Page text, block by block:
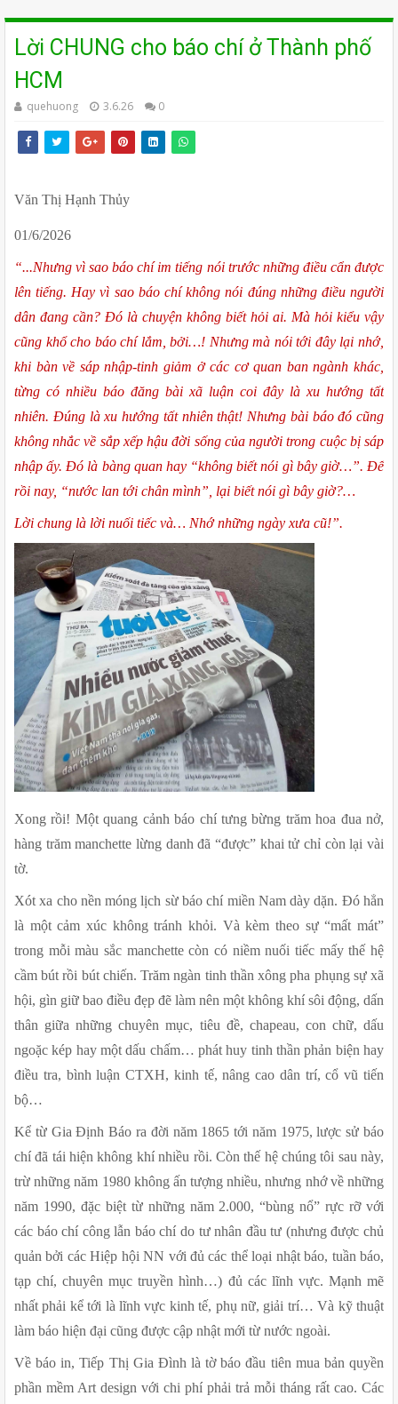
Lời CHUNG cho báo chí ở Thành phố
HCM
quehuong 3.6.26 0
Văn Thị Hạnh Thủy
01/6/2026
“...Nhưng vì sao báo chí im tiếng nói trước những điều cẩn được
lên tiếng. Hay vì sao báo chí không nói đúng những điều người
dân đang cần? Đó là chuyện không biết hỏi ai. Mà hỏi kiểu vậy
cũng khổ cho báo chí lắm, bởi…! Nhưng mà nói tới đây lại nhớ,
khi bàn về sáp nhập-tinh giảm ở các cơ quan ban ngành khác,
từng có nhiều báo đăng bài xã luận coi đây là xu hướng tất
nhiên. Đúng là xu hướng tất nhiên thật! Nhưng bài báo đó cũng
không nhắc về sắp xếp hậu đời sống của người trong cuộc bị sáp
nhập ấy. Đó là bàng quan hay “không biết nói gì bây giờ…”. Để
rồi nay, “nước lan tới chân mình”, lại biết nói gì bây giờ?…
Lời chung là lời nuối tiếc và… Nhớ những ngày xưa cũ!”.
Xong rồi! Một quang cảnh báo chí tưng bừng trăm hoa đua nở,
hàng trăm manchette lừng danh đã “được” khai tử chỉ còn lại vài
tờ.
Xót xa cho nền móng lịch sừ báo chí miền Nam dày dặn. Đó hẳn
là một cảm xúc không tránh khỏi. Và kèm theo sự “mất mát”
trong mỗi màu sắc manchette còn có niềm nuối tiếc mấy thế hệ
cầm bút rồi bút chiến. Trăm ngàn tinh thần xông pha phụng sự xã
hội, gìn giữ bao điều đẹp đẽ làm nên một không khí sôi động, dấn
thân giữa những chuyên mục, tiêu đề, chapeau, con chữ, dấu
ngoặc kép hay một dấu chấm… phát huy tinh thần phản biện hay
điều tra, bình luận CTXH, kinh tế, nâng cao dân trí, cổ vũ tiến
bộ…
Kể từ Gia Định Báo ra đời năm 1865 tới năm 1975, lược sử báo
chí đã tái hiện không khí nhiều rồi. Còn thế hệ chúng tôi sau này,
trừ những năm 1980 không ấn tượng nhiều, nhưng nhớ về những
năm 1990, đặc biệt từ những năm 2.000, “bùng nổ” rực rỡ với
các báo chí công lẫn báo chí do tư nhân đầu tư (nhưng được chủ
quản bởi các Hiệp hội NN với đủ các thể loại nhật báo, tuần báo,
tạp chí, chuyên mục truyền hình…) đủ các lĩnh vực. Mạnh mẽ
nhất phải kể tới là lĩnh vực kinh tế, phụ nữ, giải trí… Và kỹ thuật
làm báo hiện đại cũng được cập nhật mới từ nước ngoài.
Về báo in, Tiếp Thị Gia Đình là tờ báo đầu tiên mua bản quyền
phần mềm Art design với chi phí phải trả mỗi tháng rất cao. Các